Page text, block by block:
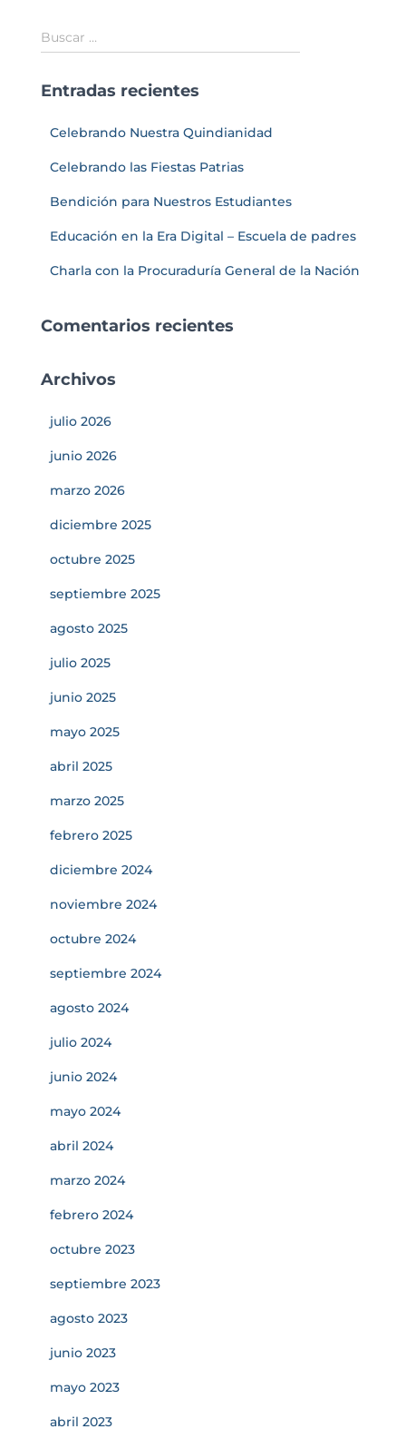
Buscar …
Entradas recientes
Celebrando Nuestra Quindianidad
Celebrando las Fiestas Patrias
Bendición para Nuestros Estudiantes
Educación en la Era Digital – Escuela de padres
Charla con la Procuraduría General de la Nación
Comentarios recientes
Archivos
julio 2026
junio 2026
marzo 2026
diciembre 2025
octubre 2025
septiembre 2025
agosto 2025
julio 2025
junio 2025
mayo 2025
abril 2025
marzo 2025
febrero 2025
diciembre 2024
noviembre 2024
octubre 2024
septiembre 2024
agosto 2024
julio 2024
junio 2024
mayo 2024
abril 2024
marzo 2024
febrero 2024
octubre 2023
septiembre 2023
agosto 2023
junio 2023
mayo 2023
abril 2023